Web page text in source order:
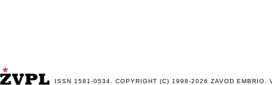
ISSN 1581-0534. COPYRIGHT (C) 1998-2026 ZAVOD EMBRIO .